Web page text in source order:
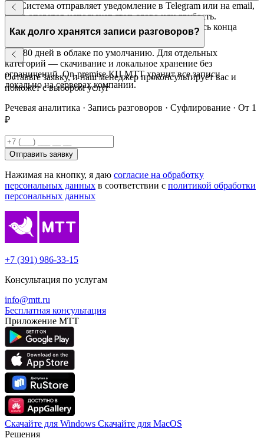
Да. Система отправляет уведомление в Telegram или на email,
когда оператор использует стоп-слово или грубость.
Руководитель реагирует оперативно, не дожидаясь конца
смены.
Как долго хранятся записи разговоров?
До 180 дней в облаке по умолчанию. Для отдельных
категорий — скачивание и локальное хранение без
ограничений. On-premise КЦ МТТ хранит все записи
локально на серверах компании.
Оставьте заявку, и наш менеджер проконсультирует вас и
поможет с выбором услуг
Речевая аналитика · Запись разговоров · Суфлирование · От 1
₽
Отправить заявку
Нажимая на кнопку, я даю согласие на обработку
персональных данных в соответствии с политикой обработки
персональных данных
+7 (391) 986-33-15
Консультация по услугам
info@mtt.ru
Бесплатная консультация
Приложение МТТ
Скачайте для Windows Cкачайте для MacOS
Решения